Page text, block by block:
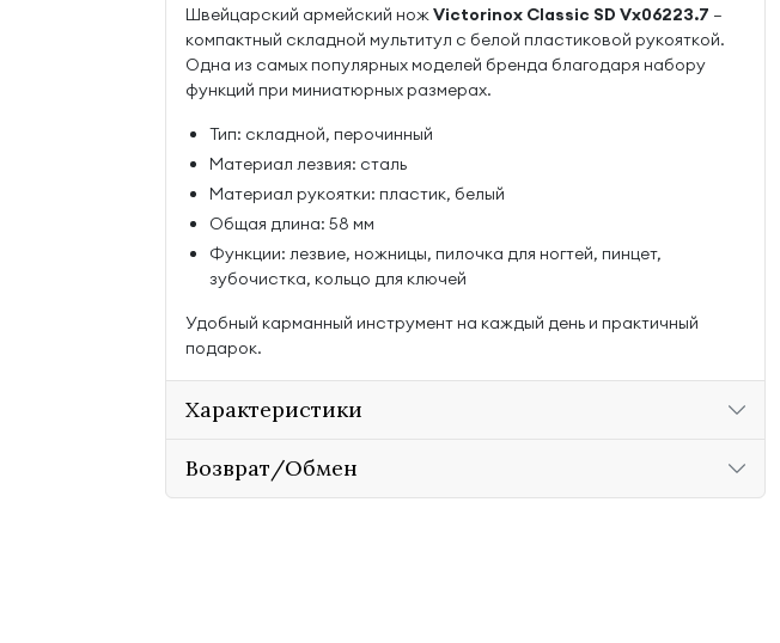
Швейцарский армейский ножVictorinox Classic SD Vx06223.7 —
компактный складной мультитул с белой пластиковой рукояткой.
Одна из самых популярных моделей бренда благодаря набору
функций при миниатюрных размерах.
Тип: складной, перочинный
Материал лезвия: сталь
Материал рукоятки: пластик, белый
Общая длина: 58 мм
Функции: лезвие, ножницы, пилочка для ногтей, пинцет,
зубочистка, кольцо для ключей
Удобный карманный инструмент на каждый день и практичный
подарок.
Характеристики
Возврат/Обмен